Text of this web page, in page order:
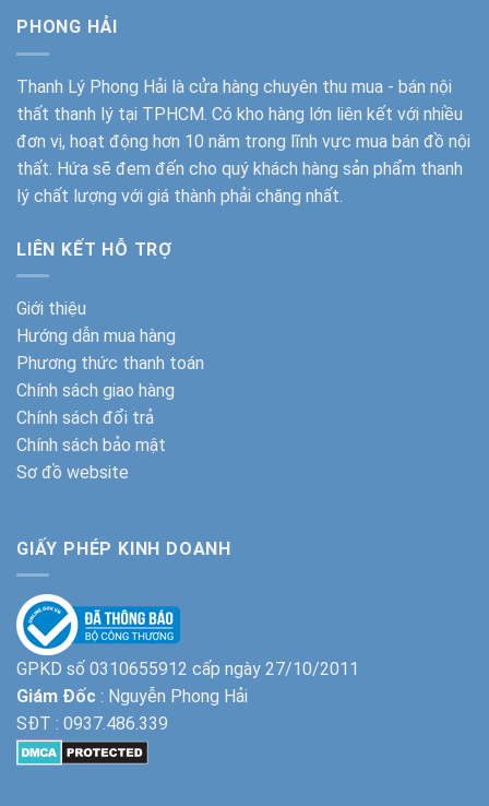
PHONG HẢI
Thanh Lý Phong Hải là cửa hàng chuyên thu mua - bán nội
thất thanh lý tại TPHCM. Có kho hàng lớn liên kết với nhiều
đơn vị, hoạt động hơn 10 năm trong lĩnh vực mua bán đồ nội
thất. Hứa sẽ đem đến cho quý khách hàng sản phẩm thanh
lý chất lượng với giá thành phải chăng nhất.
LIÊN KẾT HỖ TRỢ
Giới thiệu
Hướng dẫn mua hàng
Phương thức thanh toán
Chính sách giao hàng
Chính sách đổi trả
Chính sách bảo mật
Sơ đồ website
GIẤY PHÉP KINH DOANH
GPKD số 0310655912 cấp ngày 27/10/2011
Giám Đốc : Nguyễn Phong Hải
SĐT : 0937.486.339